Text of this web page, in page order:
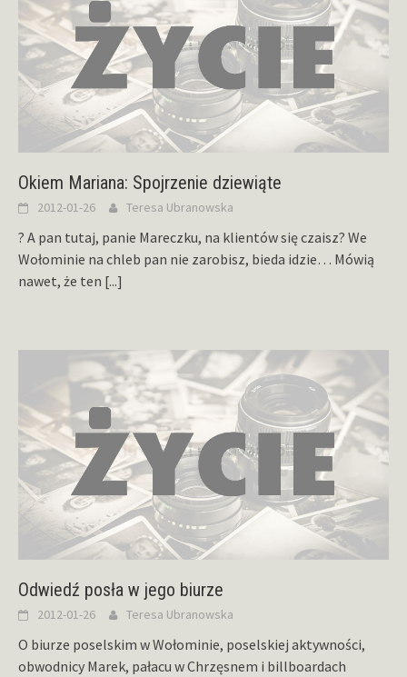
Okiem Mariana: Spojrzenie dziewiąte
2012-01-26 Teresa Ubranowska
? A pan tutaj, panie Mareczku, na klientów się czaisz? We
Wołominie na chleb pan nie zarobisz, bieda idzie… Mówią
nawet, że ten [...]
Odwiedź posła w jego biurze
2012-01-26 Teresa Ubranowska
O biurze poselskim w Wołominie, poselskiej aktywności,
obwodnicy Marek, pałacu w Chrzęsnem i billboardach